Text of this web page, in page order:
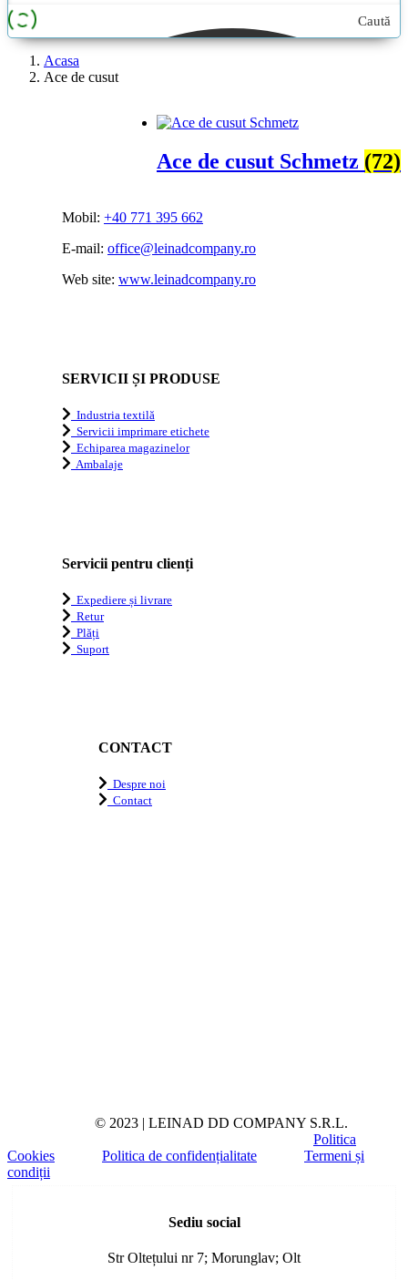
Caută
Acasa
Ace de cusut
Ace de cusut Schmetz (72)
Mobil: +40 771 395 662
E-mail: office@leinadcompany.ro
Web site: www.leinadcompany.ro
SERVICII ȘI PRODUSE
Industria textilă
Servicii imprimare etichete
Echiparea magazinelor
Ambalaje
Servicii pentru clienți
Expediere și livrare
Retur
Plăți
Suport
CONTACT
Despre noi
Contact
© 2023 | LEINAD DD COMPANY S.R.L.
Politica
Cookies
Politica de confidențialitate
Termeni și
condiții
Sediu social
Str Oltețului nr 7; Morunglav; Olt